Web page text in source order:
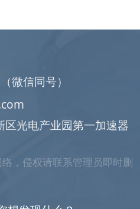
（微信同号）
光电产业园第一加速器
，侵权请联系管理员即时删